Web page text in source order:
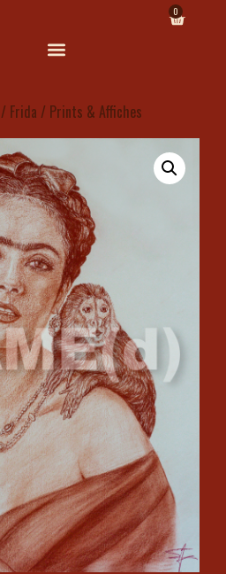
0
/ Frida / Prints & Affiches